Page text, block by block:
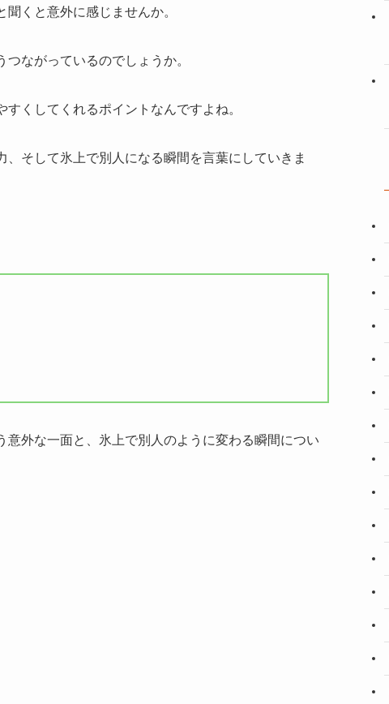
くと意外に感じませんか。
ながっているのでしょうか。
くしてくれるポイントなんですよね。
そして氷上で別人になる瞬間を言葉にしていきま
外な一面と、氷上で別人のように変わる瞬間につい